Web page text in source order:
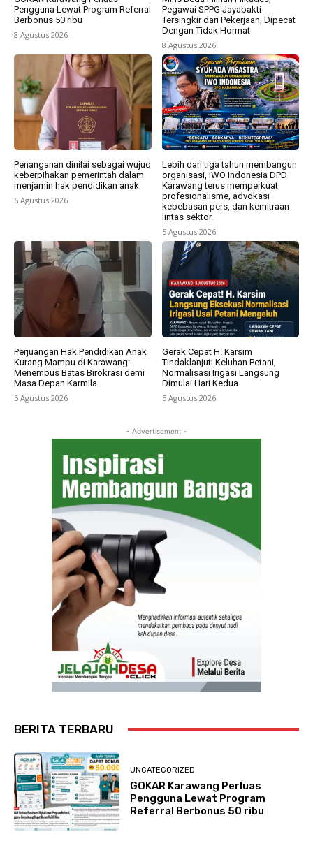
Pengguna Lewat Program Referral
Berbonus 50 ribu
8 Agustus 2026
Pegawai SPPG Jayabakti
Tersingkir dari Pekerjaan, Dipecat
Dengan Tidak Hormat
8 Agustus 2026
Penanganan dinilai sebagai wujud
keberpihakan pemerintah dalam
menjamin hak pendidikan anak
6 Agustus 2026
Lebih dari tiga tahun membangun
organisasi, IWO Indonesia DPD
Karawang terus memperkuat
profesionalisme, advokasi
kebebasan pers, dan kemitraan
lintas sektor.
5 Agustus 2026
Perjuangan Hak Pendidikan Anak
Kurang Mampu di Karawang:
Menembus Batas Birokrasi demi
Masa Depan Karmila
5 Agustus 2026
Gerak Cepat H. Karsim
Tindaklanjuti Keluhan Petani,
Normalisasi Irigasi Langsung
Dimulai Hari Kedua
5 Agustus 2026
- Advertisement -
BERITA TERBARU
UNCATEGORIZED
GOKAR Karawang Perluas
Pengguna Lewat Program
Referral Berbonus 50 ribu